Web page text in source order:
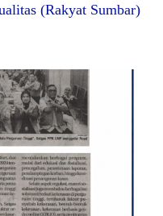
(Rakyat Sumbar)